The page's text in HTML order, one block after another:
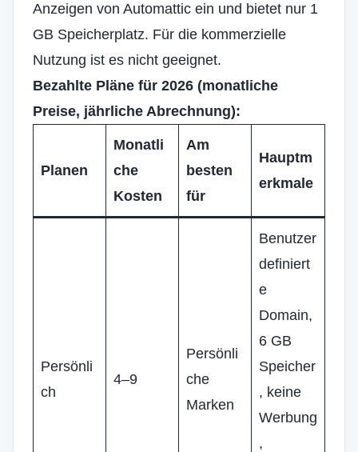
Anzeigen von Automattic ein und bietet nur 1
GB Speicherplatz. Für die kommerzielle
Nutzung ist es nicht geeignet.
Bezahlte Pläne für 2026 (monatliche
Preise, jährliche Abrechnung):
Planen
Monatli
che
Kosten
Am
besten
für
Hauptm
erkmale
Persönli
ch
4–9
Persönli
che
Marken
Benutzer
definiert
e
Domain,
6 GB
Speicher
, keine
Werbung
,